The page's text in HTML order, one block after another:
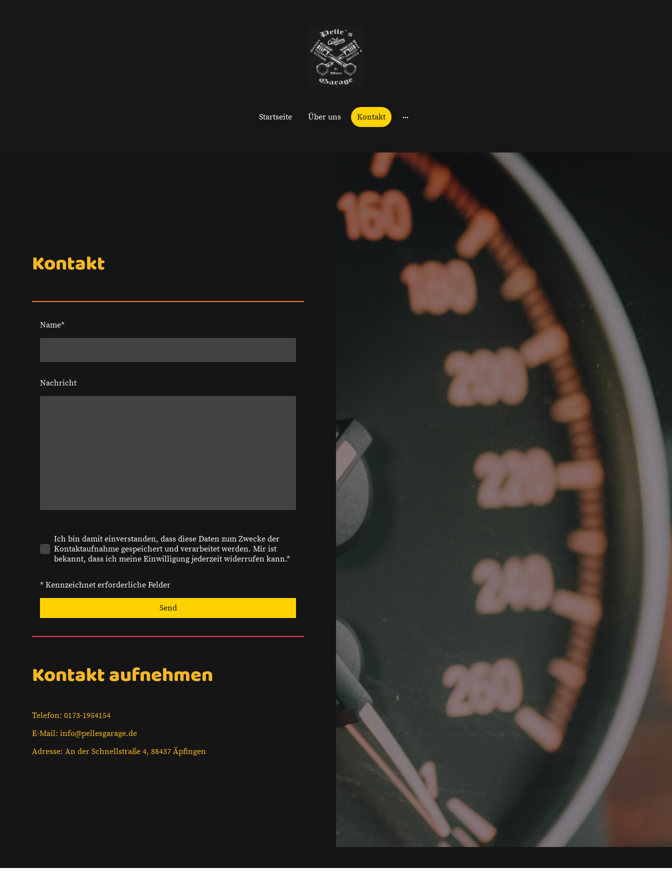
Startseite Über uns Kontakt
Kontakt
Name*
Nachricht
Ich bin damit einverstanden, dass diese Daten zum Zwecke der
Kontaktaufnahme gespeichert und verarbeitet werden. Mir ist
bekannt, dass ich meine Einwilligung jederzeit widerrufen kann.*
* Kennzeichnet erforderliche Felder
Send
Kontakt aufnehmen
Telefon: 0173-1954154
E-Mail: info@pellesgarage.de
Adresse: An der Schnellstraße 4, 88437 Äpfingen